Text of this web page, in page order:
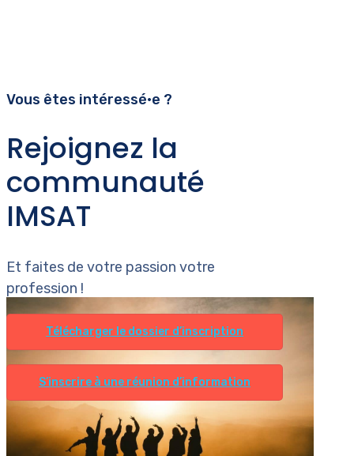
Vous êtes intéressé•e ?
Rejoignez la
communauté
IMSAT
Et faites de votre passion votre
profession !
Télécharger le dossier d’inscription
S’inscrire à une réunion d’information